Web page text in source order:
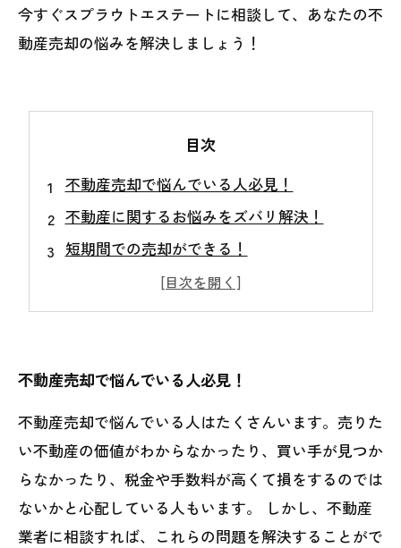
今すぐスプラウトエステートに相談して、あなたの不
動産売却の悩みを解決しましょう！
目次
不動産売却で悩んでいる人必見！
不動産に関するお悩みをズバリ解決！
短期間での売却ができる！
手間なしでスピーディーな売却が実現！
不動産売却に関する悩みを専門家が解決！
不動産売却で悩んでいる人必見！
不動産売却で悩んでいる人はたくさんいます。売りた
い不動産の価値がわからなかったり、買い手が見つか
らなかったり、税金や手数料が高くて損をするのでは
ないかと心配している人もいます。 しかし、不動産
業者に相談すれば、これらの問題を解決することがで